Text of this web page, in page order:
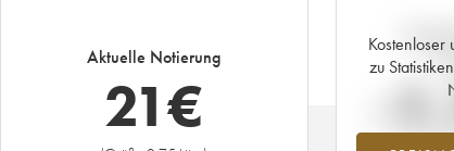
Aktuelle Notierung
21€
Kostenloser
zu
-